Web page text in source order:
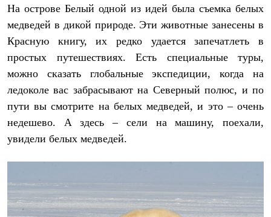
На острове Белый одной из идей была съемка белых
медведей в дикой природе. Эти животные занесены в
Красную книгу, их редко удается запечатлеть в
простых путешествиях. Есть специальные туры,
можно сказать глобальные экспедиции, когда на
ледоколе вас забрасывают на Северный полюс, и по
пути вы смотрите на белых медведей, и это – очень
недешево. А здесь – сели на машину, поехали,
увидели белых медведей.